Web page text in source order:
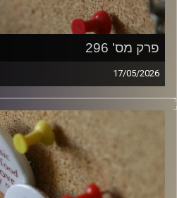
פרק מס' 296
17/05/2026
קלאסיקות רוק עם אורן הוף.
włodi